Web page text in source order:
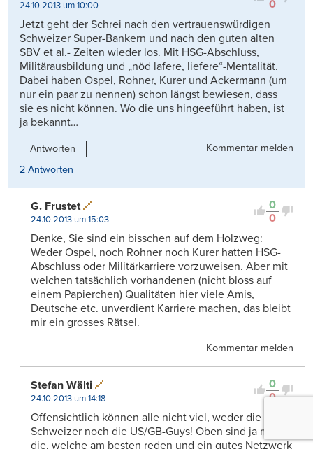
0
24.10.2013 um 10:00
Jetzt geht der Schrei nach den vertrauenswürdigen
Schweizer Super-Bankern und nach den guten alten
SBV et al.- Zeiten wieder los. Mit HSG-Abschluss,
Militärausbildung und „nöd lafere, liefere“-Mentalität.
Dabei haben Ospel, Rohner, Kurer und Ackermann (um
nur ein paar zu nennen) schon längst bewiesen, dass
sie es nicht können. Wo die uns hingeeführt haben, ist
ja bekannt…
Antworten
Kommentar melden
2 Antworten
0
0
G. Frustet
24.10.2013 um 15:03
Denke, Sie sind ein bisschen auf dem Holzweg:
Weder Ospel, noch Rohner noch Kurer hatten HSG-
Abschluss oder Militärkarriere vorzuweisen. Aber mit
welchen tatsächlich vorhandenen (nicht bloss auf
einem Papierchen) Qualitäten hier viele Amis,
Deutsche etc. unverdient Karriere machen, das bleibt
mir ein grosses Rätsel.
Kommentar melden
0
0
Stefan Wälti
24.10.2013 um 14:18
Offensichtlich können alle nicht viel, weder die
Schweizer noch die US/GB-Guys! Oben sind ja meist
die, welche am besten reden und ein gutes Netzwerk